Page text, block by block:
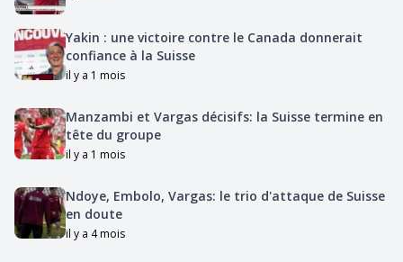
Yakin : une victoire contre le Canada donnerait
confiance à la Suisse
il y a 1 mois
Manzambi et Vargas décisifs: la Suisse termine en
tête du groupe
il y a 1 mois
Ndoye, Embolo, Vargas: le trio d'attaque de Suisse
en doute
il y a 4 mois